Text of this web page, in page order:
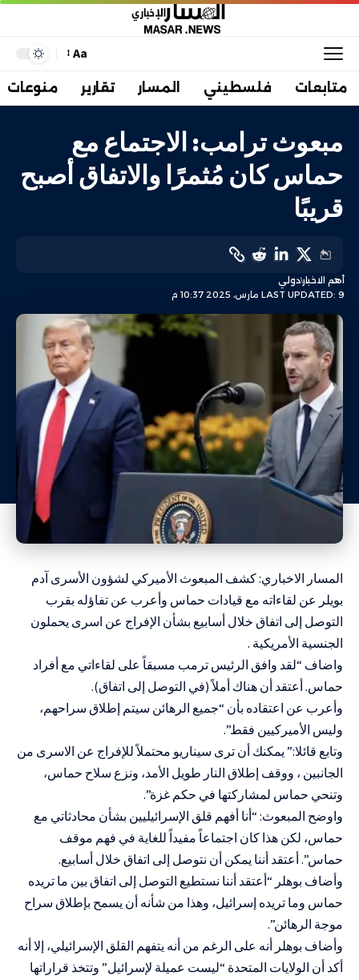
Aa
متابعات فلسطيني المسار تقارير منوعات
مبعوث ترامب: الاجتماع مع
حماس كان مُثمرًا والاتفاق أصبح
قريبًا
LAST UPDATED: 9 مارس، 2025 10:37 م
أهم الاخباردولي
المسار الاخباري: كشف المبعوث الأميركي لشؤون الأسرى آدم
بويلر عن لقاءاته مع قيادات حماس وأعرب عن تفاؤله بقرب
التوصل إلى اتفاق خلال أسابيع بشأن الإفراج عن اسرى يحملون
الجنسية الأمريكية .
واضاف “لقد وافق الرئيس ترمب مسبقاً على لقاءاتي مع أفراد
حماس. أعتقد أن هناك أملاً (في التوصل إلى اتفاق).
وأعرب عن اعتقاده بأن “جميع الرهائن سيتم إطلاق سراحهم،
وليس الأميركيين فقط”.
وتابع قائلا:” يمكنك أن ترى سيناريو محتملاً للإفراج عن الاسرى من
الجانبين ، ووقف إطلاق النار طويل الأمد، ونزع سلاح حماس،
وتنحي حماس لمشاركتها في حكم غزة”.
واوضح المبعوث: “أنا أفهم قلق الإسرائيليين بشأن محادثاتي مع
حماس، لكن هذا كان اجتماعاً مفيداً للغاية في فهم موقف
حماس”. أعتقد أننا يمكن أن نتوصل إلى اتفاق خلال أسابيع.
وأضاف بوهلر “أعتقد أننا نستطيع التوصل إلى اتفاق بين ما تريده
حماس وما تريده إسرائيل، وهذا من شأنه أن يسمح بإطلاق سراح
موجة الرهائن”.
وأضاف بوهلر أنه على الرغم من أنه يتفهم القلق الإسرائيلي، إلا أنه
أكد أن الولايات المتحدة “ليست عميلة لإسرائيل” وتتخذ قراراتها